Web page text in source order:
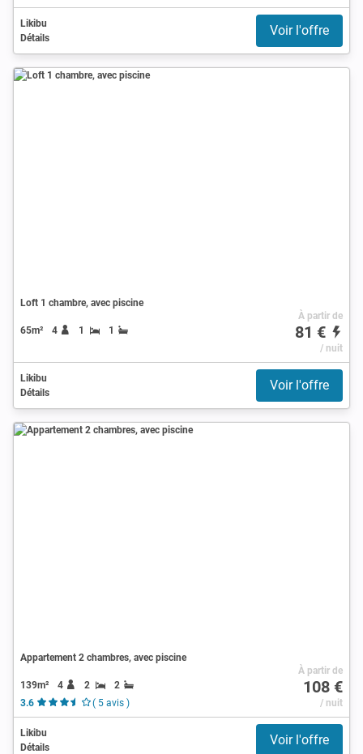
Likibu
Détails
Voir l'offre
Loft 1 chambre, avec piscine
65m² 4 1 1
À partir de
81 €
/ nuit
Likibu
Détails
Voir l'offre
Appartement 2 chambres, avec piscine
139m² 4 2
2
3.6
( 5 avis )
À partir de
108 €
/ nuit
Likibu
Détails
Voir l'offre